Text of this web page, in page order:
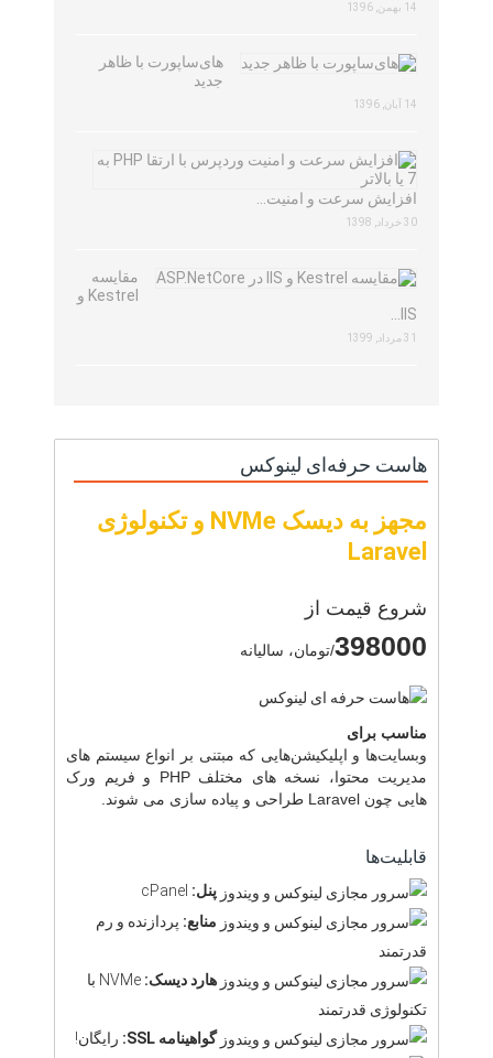
14 بهمن, 1396
های‌ساپورت با ظاهر
جدید
14 آبان, 1396
افزایش سرعت و امنیت…
30 خرداد, 1398
مقایسه
Kestrel و
IIS…
31 مرداد, 1399
هاست حرفه‌ای لینوکس
مجهز به دیسک NVMe و تکنولوژی
Laravel
شروع قیمت از
398000/تومان، سالیانه
مناسب برای
وبسایت‌ها و اپلیکیشن‌هایی که مبتنی بر انواع سیستم های
مدیریت محتوا، نسخه های مختلف PHP و فریم ورک
هایی چون Laravel طراحی و پیاده سازی می شوند.
قابلیت‌ها
پنل:
منابع: پردازنده و رم
قدرتمند
هارد دیسک:
NVMe با
تکنولوژی قدرتمند
گواهینامه SSL:
رایگان!